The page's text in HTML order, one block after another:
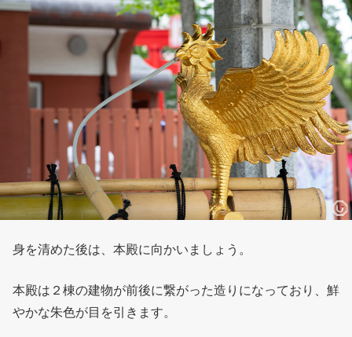
身を清めた後は、本殿に向かいましょう。
本殿は２棟の建物が前後に繋がった造りになっており、鮮
やかな朱色が目を引きます。